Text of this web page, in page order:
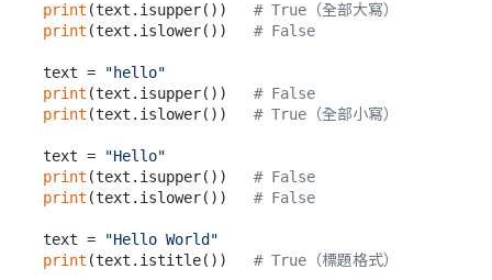
print (text.isupper()) # True（全部大寫）
print (text.islower()) # False
text =
"hello"
print (text.isupper()) # False
print (text.islower()) # True（全部小寫）
text =
"Hello"
print (text.isupper()) # False
print (text.islower()) # False
text =
"Hello World"
print (text.istitle()) # True（標題格式）